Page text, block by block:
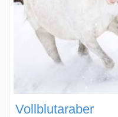
Vollblutaraber